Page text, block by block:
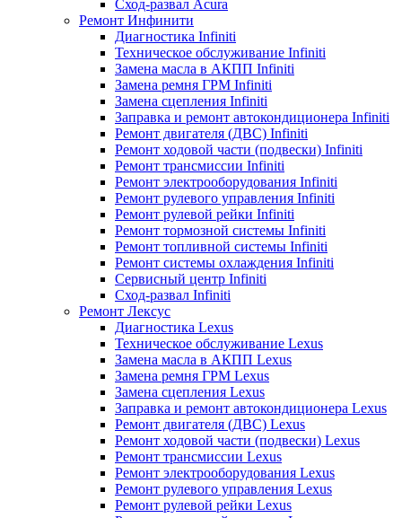
Сход-развал Acura
Ремонт Инфинити
Диагностика Infiniti
Техническое обслуживание Infiniti
Замена масла в АКПП Infiniti
Замена ремня ГРМ Infiniti
Замена сцепления Infiniti
Заправка и ремонт автокондиционера Infiniti
Ремонт двигателя (ДВС) Infiniti
Ремонт ходовой части (подвески) Infiniti
Ремонт трансмиссии Infiniti
Ремонт электрооборудования Infiniti
Ремонт рулевого управления Infiniti
Ремонт рулевой рейки Infiniti
Ремонт тормозной системы Infiniti
Ремонт топливной системы Infiniti
Ремонт системы охлаждения Infiniti
Сервисный центр Infiniti
Сход-развал Infiniti
Ремонт Лексус
Диагностика Lexus
Техническое обслуживание Lexus
Замена масла в АКПП Lexus
Замена ремня ГРМ Lexus
Замена сцепления Lexus
Заправка и ремонт автокондиционера Lexus
Ремонт двигателя (ДВС) Lexus
Ремонт ходовой части (подвески) Lexus
Ремонт трансмиссии Lexus
Ремонт электрооборудования Lexus
Ремонт рулевого управления Lexus
Ремонт рулевой рейки Lexus